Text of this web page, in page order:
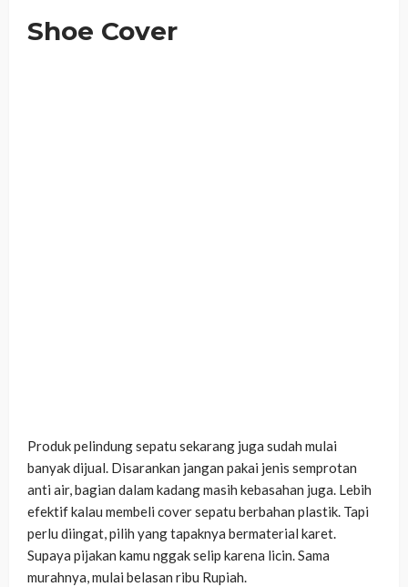
Shoe Cover
Produk pelindung sepatu sekarang juga sudah mulai
banyak dijual. Disarankan jangan pakai jenis semprotan
anti air, bagian dalam kadang masih kebasahan juga. Lebih
efektif kalau membeli cover sepatu berbahan plastik. Tapi
perlu diingat, pilih yang tapaknya bermaterial karet.
Supaya pijakan kamu nggak selip karena licin. Sama
murahnya, mulai belasan ribu Rupiah.